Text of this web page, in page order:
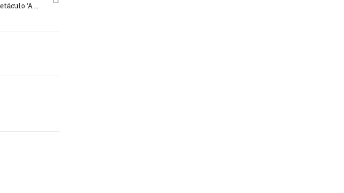
Lagoinha Manaus estreia espetáculo ‘A Canção de Natal’ nesta quarta (20); apresentações vão até o dia 24